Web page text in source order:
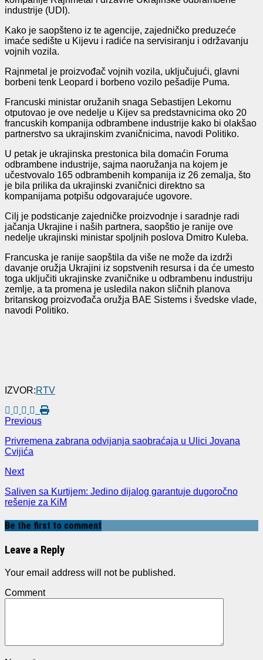
industrije (UDI).
Kako je saopšteno iz te agencije, zajedničko preduzeće
imaće sedište u Kijevu i radiće na servisiranju i održavanju
vojnih vozila.
Rajnmetal je proizvođač vojnih vozila, uključujući, glavni
borbeni tenk Leopard i borbeno vozilo pešadije Puma.
Francuski ministar oružanih snaga Sebastijen Lekornu
otputovao je ove nedelje u Kijev sa predstavnicima oko 20
francuskih kompanija odbrambene industrije kako bi olakšao
partnerstvo sa ukrajinskim zvaničnicima, navodi Politiko.
U petak je ukrajinska prestonica bila domaćin Foruma
odbrambene industrije, sajma naoružanja na kojem je
učestvovalo 165 odbrambenih kompanija iz 26 zemalja, što
je bila prilika da ukrajinski zvaničnici direktno sa
kompanijama potpišu odgovarajuće ugovore.
Cilj je podsticanje zajedničke proizvodnje i saradnje radi
jačanja Ukrajine i naših partnera, saopštio je ranije ove
nedelje ukrajinski ministar spoljnih poslova Dmitro Kuleba.
Francuska je ranije saopštila da više ne može da izdrži
davanje oružja Ukrajini iz sopstvenih resursa i da će umesto
toga uključiti ukrajinske zvaničnike u odbrambenu industriju
zemlje, a ta promena je usledila nakon sličnih planova
britanskog proizvođača oružja BAE Sistems i švedske vlade,
navodi Politiko.
IZVOR:RTV
Previous
Privremena zabrana odvijanja saobraćaja u Ulici Jovana
Cvijića
Next
Saliven sa Kurtijem: Jedino dijalog garantuje dugoročno
rešenje za KiM
Be the first to comment
Leave a Reply
Your email address will not be published.
Comment